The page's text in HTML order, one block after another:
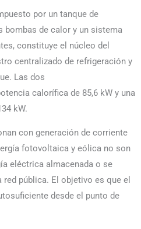
por un tanque de
bombas de calor y un sistema
constituye el núcleo del
centralizado de refrigeración y
Las dos
calorífica de 85,6 kW y una
kW.
con generación de corriente
fotovoltaica y eólica no son
eléctrica almacenada o se
pública. El objetivo es que el
desde el punto de